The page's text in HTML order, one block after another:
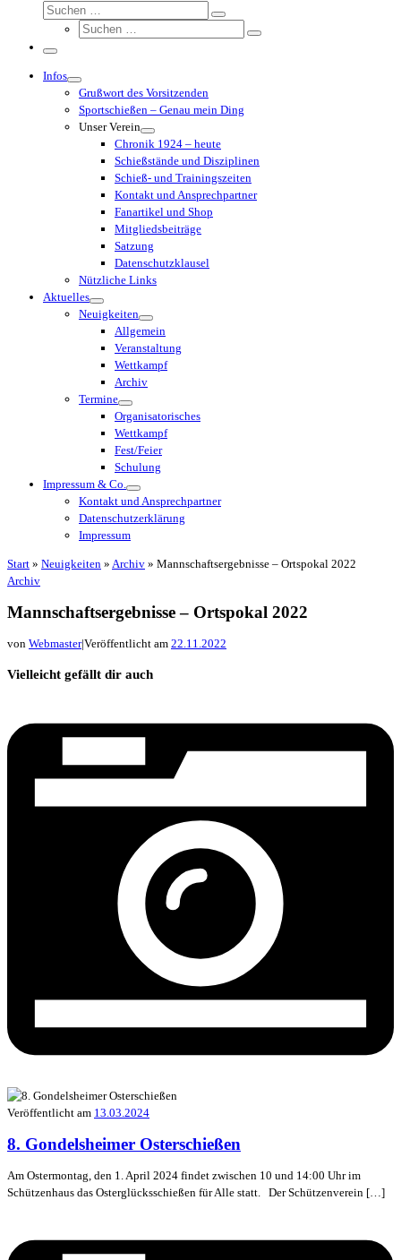
Suche
Suchen …
Suche
Suchen …
Menü
Infos
Grußwort des Vorsitzenden
Sportschießen – Genau mein Ding
Unser Verein
Chronik 1924 – heute
Schießstände und Disziplinen
Schieß- und Trainingszeiten
Kontakt und Ansprechpartner
Fanartikel und Shop
Mitgliedsbeiträge
Satzung
Datenschutzklausel
Nützliche Links
Aktuelles
Neuigkeiten
Allgemein
Veranstaltung
Wettkampf
Archiv
Termine
Organisatorisches
Wettkampf
Fest/Feier
Schulung
Impressum & Co.
Kontakt und Ansprechpartner
Datenschutzerklärung
Impressum
Start » Neuigkeiten » Archiv » Mannschaftsergebnisse – Ortspokal 2022
Archiv
Mannschaftsergebnisse – Ortspokal 2022
von Webmaster|Veröffentlicht am 22.11.2022
Vielleicht gefällt dir auch
Veröffentlicht am 13.03.2024
8. Gondelsheimer Osterschießen
Am Ostermontag, den 1. April 2024 findet zwischen 10 und 14:00 Uhr im
Schützenhaus das Osterglücksschießen für Alle statt. Der Schützenverein […]